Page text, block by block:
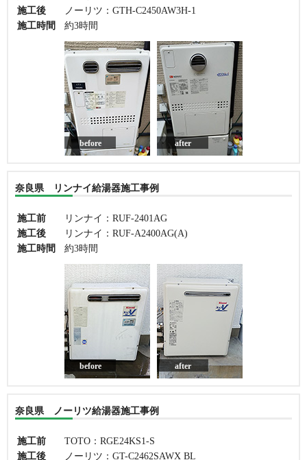
施工後
ノーリツ：GTH-C2450AW3H-1
施工時間
約3時間
before after
奈良県 リンナイ給湯器施工事例
施工前
リンナイ：RUF-2401AG
施工後
リンナイ：RUF-A2400AG(A)
施工時間
約3時間
before after
奈良県 ノーリツ給湯器施工事例
施工前
TOTO：RGE24KS1-S
施工後
ノーリツ：GT-C2462SAWX BL